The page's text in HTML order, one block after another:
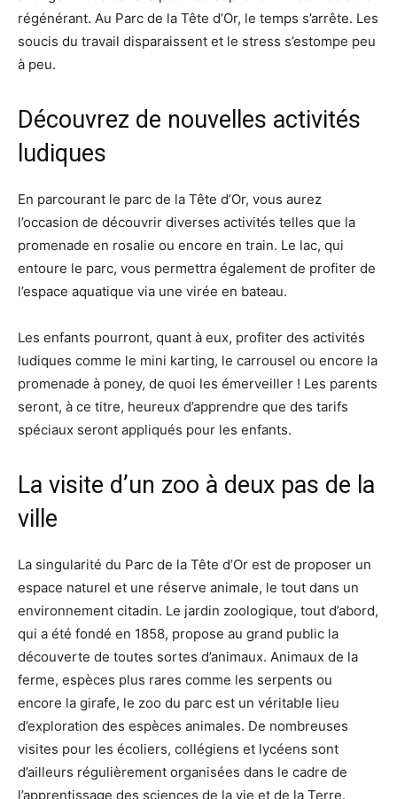
régénérant. Au Parc de la Tête d’Or, le temps s’arrête. Les
soucis du travail disparaissent et le stress s’estompe peu
à peu.
Découvrez de nouvelles activités
ludiques
En parcourant le parc de la Tête d’Or, vous aurez
l’occasion de découvrir diverses activités telles que la
promenade en rosalie ou encore en train. Le lac, qui
entoure le parc, vous permettra également de profiter de
l’espace aquatique via une virée en bateau.
Les enfants pourront, quant à eux, profiter des activités
ludiques comme le mini karting, le carrousel ou encore la
promenade à poney, de quoi les émerveiller ! Les parents
seront, à ce titre, heureux d’apprendre que des tarifs
spéciaux seront appliqués pour les enfants.
La visite d’un zoo à deux pas de la
ville
La singularité du Parc de la Tête d’Or est de proposer un
espace naturel et une réserve animale, le tout dans un
environnement citadin. Le jardin zoologique, tout d’abord,
qui a été fondé en 1858, propose au grand public la
découverte de toutes sortes d’animaux. Animaux de la
ferme, espèces plus rares comme les serpents ou
encore la girafe, le zoo du parc est un véritable lieu
d’exploration des espèces animales. De nombreuses
visites pour les écoliers, collégiens et lycéens sont
d’ailleurs régulièrement organisées dans le cadre de
l’apprentissage des sciences de la vie et de la Terre.